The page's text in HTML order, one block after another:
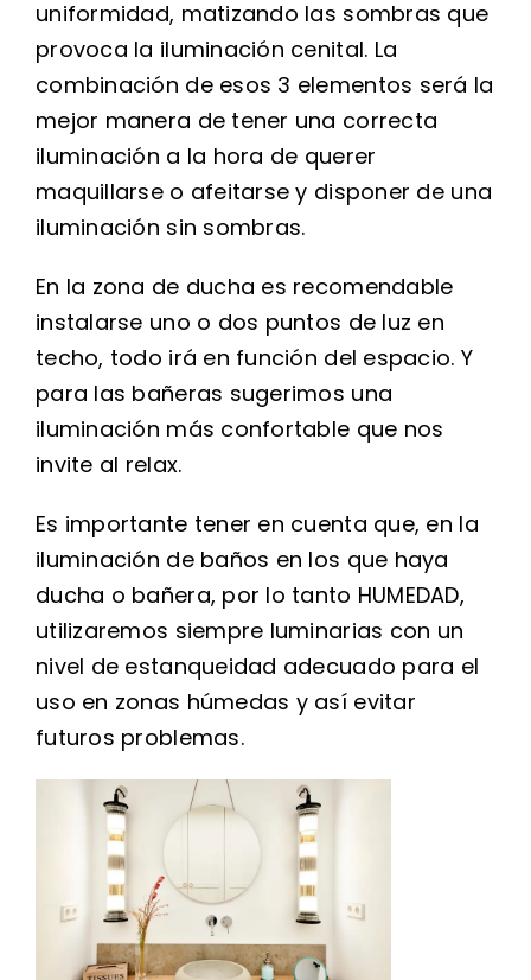
uniformidad, matizando las sombras que
provoca la iluminación cenital. La
combinación de esos 3 elementos será la
mejor manera de tener una correcta
iluminación a la hora de querer
maquillarse o afeitarse y disponer de una
iluminación sin sombras.
En la zona de ducha es recomendable
instalarse uno o dos puntos de luz en
techo, todo irá en función del espacio. Y
para las bañeras sugerimos una
iluminación más confortable que nos
invite al relax.
Es importante tener en cuenta que, en la
iluminación de baños en los que haya
ducha o bañera, por lo tanto HUMEDAD,
utilizaremos siempre luminarias con un
nivel de estanqueidad adecuado para el
uso en zonas húmedas y así evitar
futuros problemas.